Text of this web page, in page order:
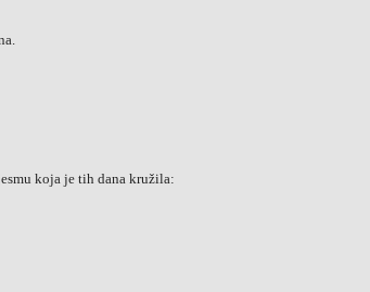
koja je tih dana kružila: